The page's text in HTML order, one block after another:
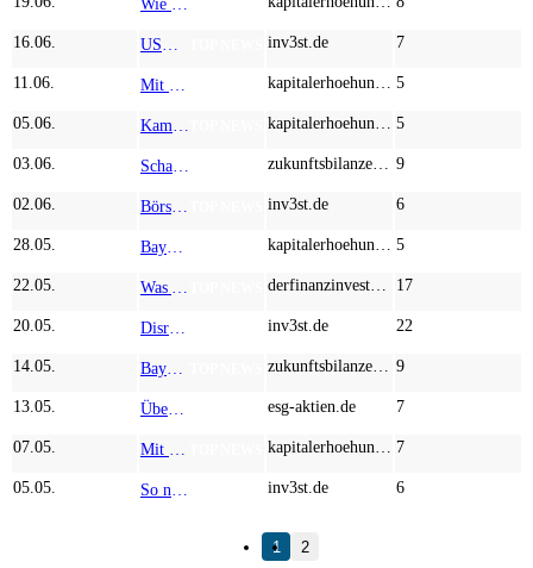
Wie MustGrow Biologics mit patentierter Biowirkstoff-Technologie von der Neuausrichtung der Agrochemie-Riesen profitiert – Druck für Bayer und Corteva
16.06. USA-IRAN: Jetzt öffnet die Straße von Hormus! Ein Sektor-Kaufsignal für Bayer, MustGrow, BASF und K+S! inv3st.de 7
11.06. Mit Novo Nordisk, MustGrow Biologics und Bayer setzen Sie auf die zwei Megatrends des Jahrzehnts kapitalerhoehungen.de 5
05.06. Kampf dem Welthunger und Kampf um den Milliardenmarkt Agrartech! Neue Impulse und aktuelle News bei Bayer, Nutrien und MustGrow Biologics kapitalerhoehungen.de 5
03.06. Scharfer Senf für süße Früchte: So läutet MustGrow Biologics die Agrarwende ein zukunftsbilanzen.de 9
02.06. Börsenrotation ohne KI! Jetzt 100 % mit MustGrow, Bayer und Novo Nordisk, Achtung bei K+S inv3st.de 6
28.05. Bayer, MustGrow Biologics, K+S – die geheime Gewinnformel hinter der biologischen Dünger-Revolution kapitalerhoehungen.de 5
22.05. Was Anleger wissen müssen – Bayer, MustGrow Biologics, Nemetschek, Uniper derfinanzinvestor.de 17
20.05. Disruption im Agrarsektor: Warum Corteva und Deere & Company MustGrow Biologics im Blick haben inv3st.de 22
14.05. Bayer und BASF im Performance-Rausch und MustGrow Biologics als Geheimwaffe gegen den Welthunger! zukunftsbilanzen.de 9
13.05. Übernahme bei Bayer! Schock bei Rheinmetall! Chance bei MustGrow Aktie! esg-aktien.de 7
07.05. Mit guten Konzepten und Entspannung im Nahost-Konflikt voran! MustGrow, K+S, Evotec und Novo Nordisk im Fokus kapitalerhoehungen.de 7
05.05. So nutzen Sie zwei der größten Krisen unserer Zeit – dank Novo Nordisk, MustGrow Biologics und Bayer inv3st.de 6
1 2